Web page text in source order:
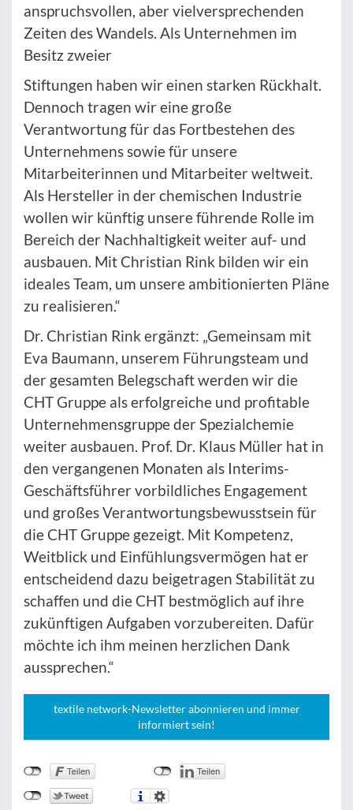
anspruchsvollen, aber vielversprechenden
Zeiten des Wandels. Als Unternehmen im
Besitz zweier
Stiftungen haben wir einen starken Rückhalt.
Dennoch tragen wir eine große
Verantwortung für das Fortbestehen des
Unternehmens sowie für unsere
Mitarbeiterinnen und Mitarbeiter weltweit.
Als Hersteller in der chemischen Industrie
wollen wir künftig unsere führende Rolle im
Bereich der Nachhaltigkeit weiter auf- und
ausbauen. Mit Christian Rink bilden wir ein
ideales Team, um unsere ambitionierten Pläne
zu realisieren.“
Dr. Christian Rink ergänzt: „Gemeinsam mit
Eva Baumann, unserem Führungsteam und
der gesamten Belegschaft werden wir die
CHT Gruppe als erfolgreiche und profitable
Unternehmensgruppe der Spezialchemie
weiter ausbauen. Prof. Dr. Klaus Müller hat in
den vergangenen Monaten als Interims-
Geschäftsführer vorbildliches Engagement
und großes Verantwortungsbewusstsein für
die CHT Gruppe gezeigt. Mit Kompetenz,
Weitblick und Einfühlungsvermögen hat er
entscheidend dazu beigetragen Stabilität zu
schaffen und die CHT bestmöglich auf ihre
zukünftigen Aufgaben vorzubereiten. Dafür
möchte ich ihm meinen herzlichen Dank
aussprechen.“
textile network-Newsletter abonnieren und immer
informiert sein!